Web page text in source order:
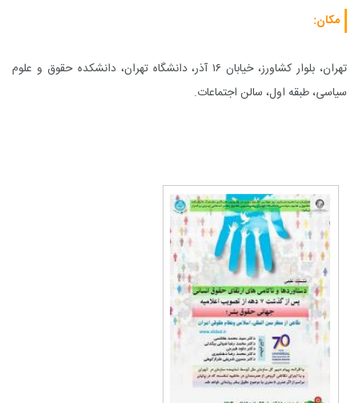
مکان:
تهران، بلوار کشاورز، خیابان ۱۶ آذر، دانشگاه تهران، دانشکده حقوق و علوم
سیاسی، طبقه اول، سالن اجتماعات.